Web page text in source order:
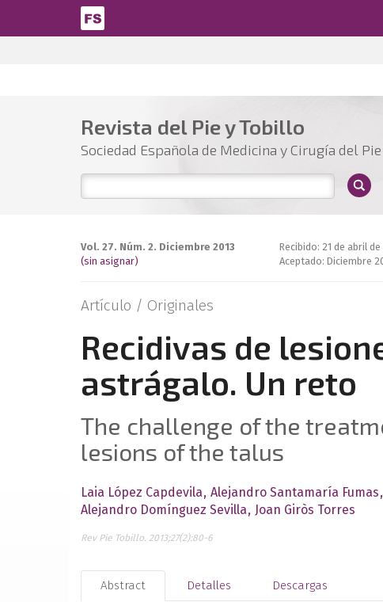
Pasar al contenido principal
Revista del Pie y Tobillo
Sociedad Española de Medicina y Cirugía del
Vol. 27. Núm. 2. Diciembre 2013
(sin asignar)
Recibido: 21 de abril de
Aceptado: Diciembre
Artículo / Originales
Recidivas de
astrágalo. Un reto
The challenge of the
lesions of the talus
Laia López Capdevila Alejandro Santamaría Fumas
Alejandro Domínguez Sevilla
Joan Giròs Torres
Rev Pie Tobillo. 2013;27(2):80-6
Abstract Detalles Descargas